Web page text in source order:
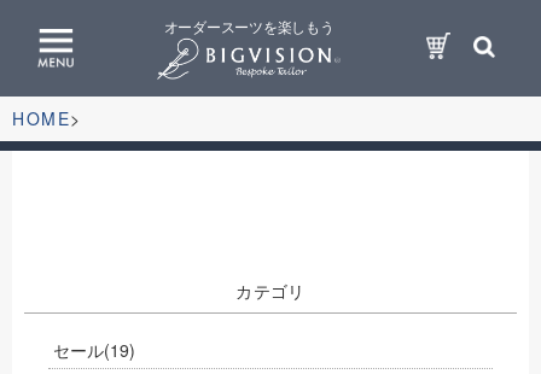
オーダースーツを楽しもう
HOME
カテゴリ
セール(19)